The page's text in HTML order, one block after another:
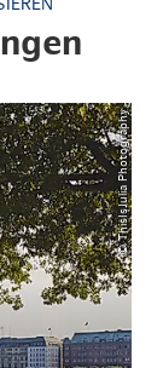
© ThisIsJulia Photography